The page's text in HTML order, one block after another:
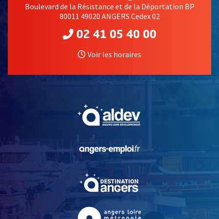
Boulevard de la Résistance et de la Déportation BP
80011 49020 ANGERS Cedex 02
02 41 05 40 00
Voir les horaires
, Ouvre une nouvelle
, Ouvre une nouvelle